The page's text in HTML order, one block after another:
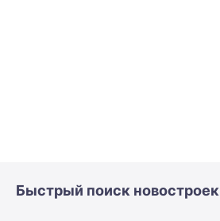
Быстрый поиск новостроек